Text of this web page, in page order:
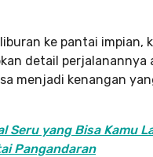
ke pantai impian,
detail perjalanannya
menjadi kenangan
Seru yang Bisa Kamu
Pangandaran